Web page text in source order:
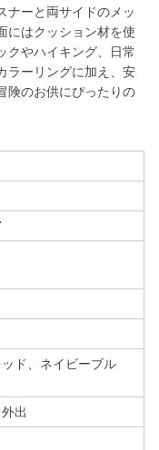
ナーと両サイドのメッ
にはクッション材を使
クやハイキング、日常
ラーリングに加え、安
険のお供にぴったりの
ド、ネイビーブル
出